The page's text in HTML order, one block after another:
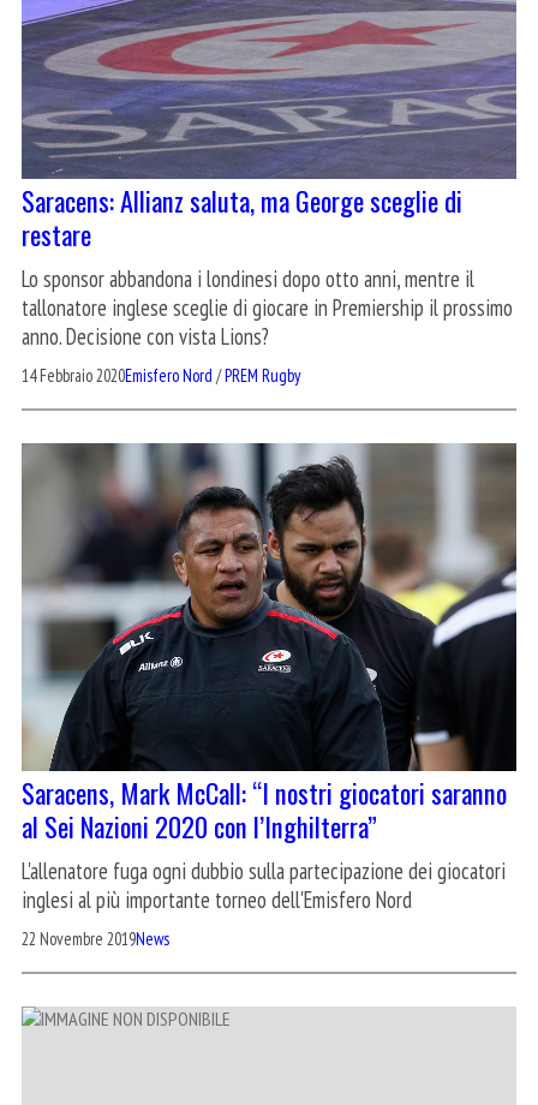
Saracens: Allianz saluta, ma George sceglie di
restare
Lo sponsor abbandona i londinesi dopo otto anni, mentre il
tallonatore inglese sceglie di giocare in Premiership il prossimo
anno. Decisione con vista Lions?
14 Febbraio 2020Emisfero Nord /PREM Rugby
Saracens, Mark McCall: “I nostri giocatori saranno
al Sei Nazioni 2020 con l’Inghilterra”
L'allenatore fuga ogni dubbio sulla partecipazione dei giocatori
inglesi al più importante torneo dell'Emisfero Nord
22 Novembre 2019News